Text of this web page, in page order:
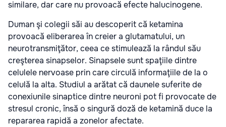
similare, dar care nu provoacă efecte halucinogene.
Duman şi colegii săi au descoperit că ketamina
provoacă eliberarea în creier a glutamatului, un
neurotransmiţător, ceea ce stimulează la rândul său
creşterea sinapselor. Sinapsele sunt spaţiile dintre
celulele nervoase prin care circulă informaţiile de la o
celulă la alta. Studiul a arătat că daunele suferite de
conexiunile sinaptice dintre neuroni pot fi provocate de
stresul cronic, însă o singură doză de ketamină duce la
repararea rapidă a zonelor afectate.